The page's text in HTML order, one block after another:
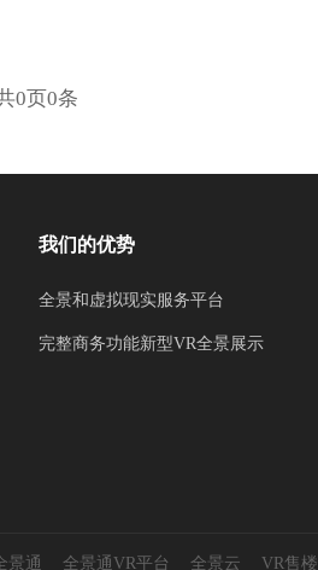
0页0条
我们的优势
全景和虚拟现实服务平台
完整商务功能新型VR全景展示
景通 全景通VR平台 全景云 VR售楼